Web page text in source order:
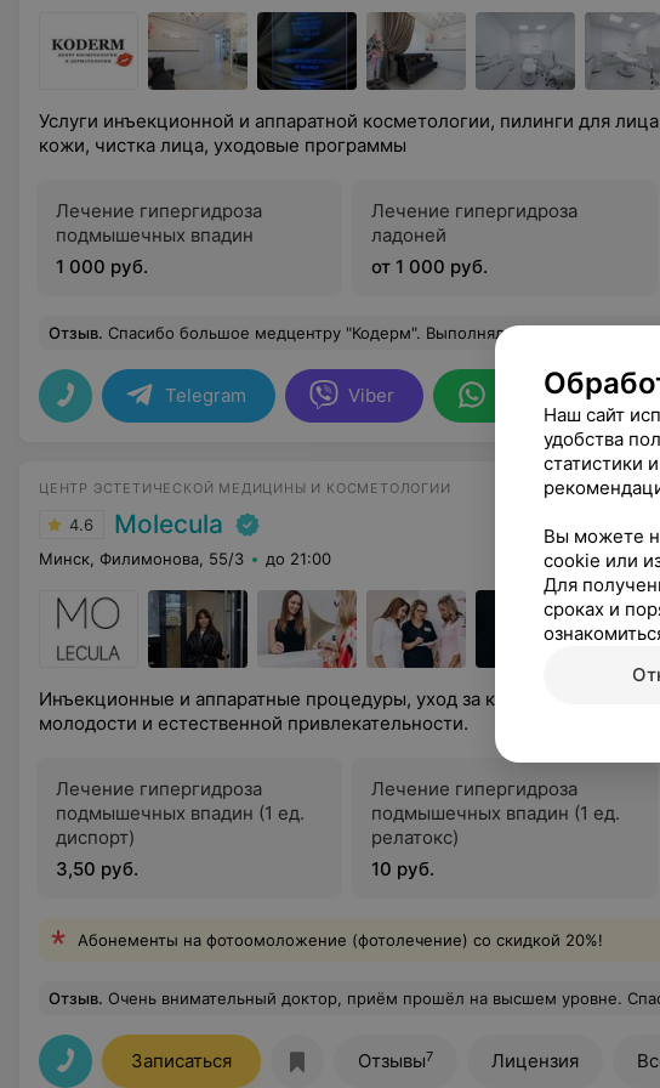
Услуги инъекционной и аппаратной косметологии, пилинги для лица, лечение
кожи, чистка лица, уходовые программы
Лечение гипергидроза
подмышечных впадин
1 000 руб.
Лечение гипергидроза
ладоней
от 1 000 руб.
Отзыв. Спасибо большое медцентру "Кодерм". Выполняла процедуру по борьбе с кисетными морщинами. Очень довольна результатом. Буду
Telegram Viber WhatsApp
ЦЕНТР ЭСТЕТИЧЕСКОЙ МЕДИЦИНЫ И КОСМЕТОЛОГИИ
4.6 Molecula
Минск, Филимонова, 55/3 до 21:00
Инъекционные и аппаратные процедуры, уход за кожей для
молодости и естественной привлекательности.
Лечение гипергидроза
подмышечных впадин (1 ед.
диспорт)
3,50 руб.
Лечение гипергидроза
подмышечных впадин (1 ед.
релатокс)
10 руб.
Абонементы на фотоомоложение (фотолечение) со скидкой 20%!
Отзыв. Очень внимательный доктор, приём прошёл на высшем уровне. Спасибо большое вам! И
Записаться Отзывы7 Лицензия
Наш сайт
удобства
статистики
Вы можете
cookie или
Для
сроках и